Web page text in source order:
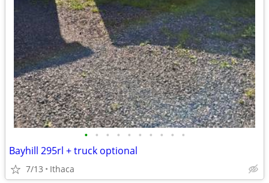
• • • • • • • • • •
Bayhill 295rl + truck optional
7/13 Ithaca